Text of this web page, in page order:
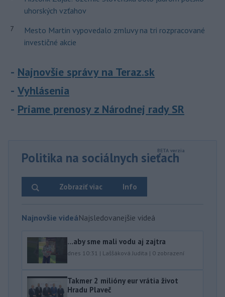
uhorských vzťahov
7
Mesto Martin vypovedalo zmluvy na tri rozpracované
investičné akcie
Najnovšie správy na Teraz.sk
Vyhlásenia
Priame prenosy z Národnej rady SR
Politika na sociálnych sieťach
Info
Zobraziť viac
Najnovšie videáNajsledovanejšie videá
...aby sme mali vodu aj zajtra
dnes 10:31 | Laššáková Judita | 0 zobrazení
Takmer 2 milióny eur vrátia život
Hradu Plaveč